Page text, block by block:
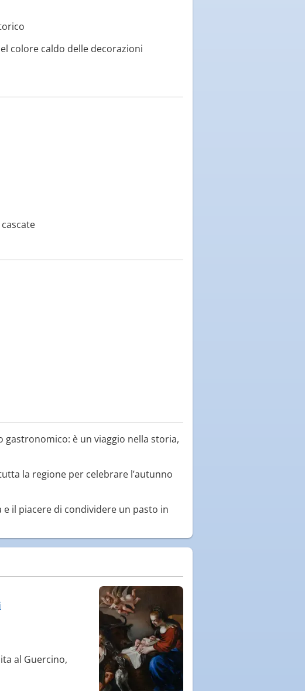
colore caldo delle decorazioni
gastronomico: è un viaggio nella storia,
la regione per celebrare l’autunno
il piacere di condividere un pasto in
al Guercino,